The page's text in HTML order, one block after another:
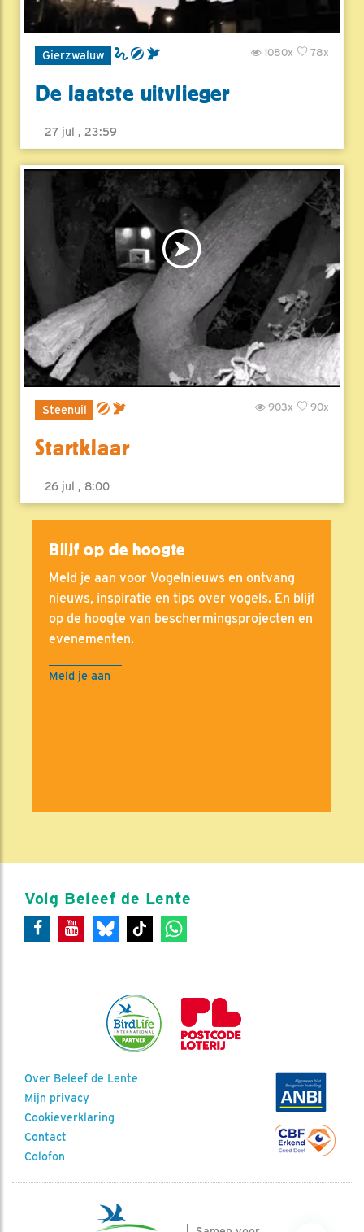
Gierzwaluw 78x
1080x
De laatste uitvlieger
27 jul , 23:59
Steenuil 90x
903x
Startklaar
26 jul , 8:00
Blijf op de hoogte
Meld je aan voor Vogelnieuws en ontvang
nieuws, inspiratie en tips over vogels. En blijf
op de hoogte van beschermingsprojecten en
evenementen.
Meld je aan
Volg Beleef de Lente
Over Beleef de Lente
Mijn privacy
Cookieverklaring
Contact
Colofon